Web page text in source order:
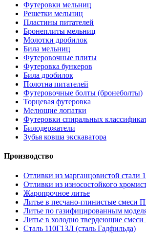
Футеровки мельниц
Решетки мельниц
Пластины питателей
Бронеплиты мельниц
Молотки дробилок
Била мельниц
Футеровочные плиты
Футеровка бункеров
Била дробилок
Полотна питателей
Футеровочные болты (бронеболты)
Торцевая футеровка
Мелющие лопатки
Футеровки спиральных
Билодержатели
Зубья ковша экскаватора
Производство
Отливки из марганцовистой стали
Отливки из износостойкого
Жаропрочное литье
Литье в песчано-глинистые смеси
Литье по газифицированным
Литье в холодно твердеющие
Сталь 110Г13Л (сталь Гадфильда)